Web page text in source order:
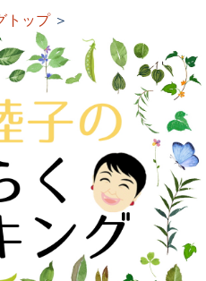
トップ＞